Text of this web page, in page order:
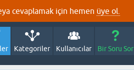
cevaplamak için hemen üye ol.
Kategoriler Kullanıcılar Bir Soru Sor